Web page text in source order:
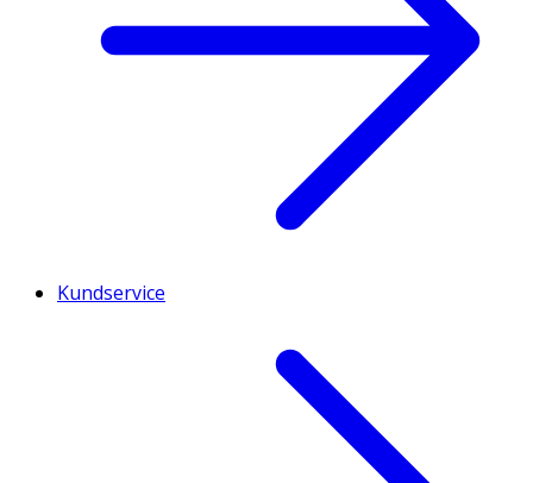
Kundservice